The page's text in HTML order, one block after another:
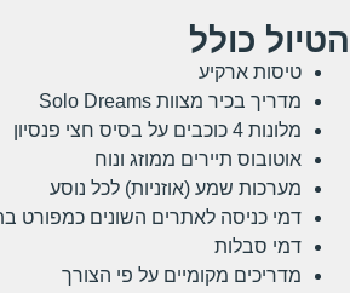
הטיול כולל
טיסות ארקיע
מדריך בכיר מצוות Solo Dreams
מלונות 4 כוכבים על בסיס חצי פנסיון
אוטובוס תיירים ממוזג ונוח
מערכות שמע (אוזניות) לכל נוסע
דמי כניסה לאתרים השונים כמפורט
דמי סבלות
מדריכים מקומיים על פי הצורך